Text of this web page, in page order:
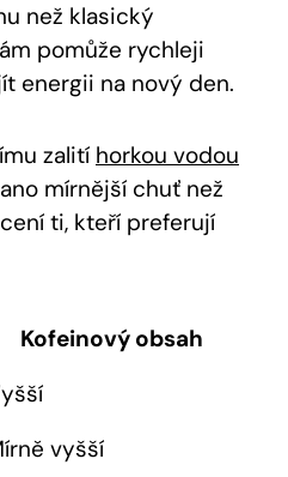
než klasický
pomůže⁣ rychleji
energii na nový⁤ den.
zalití‍ horkou vodou
mírnější chuť než
‌ti, ​kteří preferují​
Kofeinový obsah
vyšší